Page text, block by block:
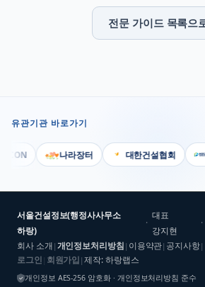
전문 가이드 목록으
유관기관 바로가기
나라장터 대한건설협회
서울건설정보(행정사사무소
하랑)
·
대표
강지현
·
회사 소개 | 개인정보처리방침 | 이용약관| 공지사항|
로그인 회원가입 |제작: 하랑랩스
개인정보 AES-256 암호화 · 개인정보처리방침 준수